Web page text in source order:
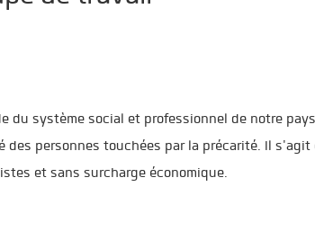
du système social et professionnel de notre
personnes touchées par la précarité. Il s'agit
et sans surcharge économique.